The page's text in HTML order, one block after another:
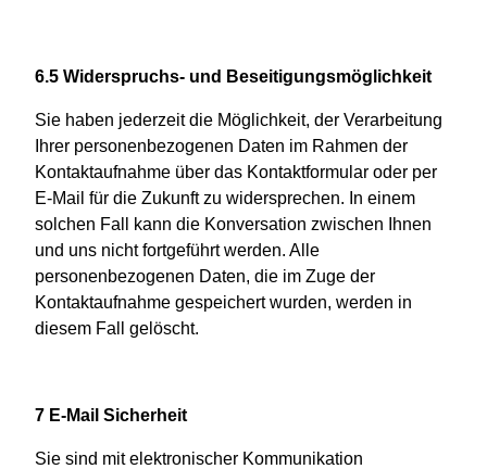
6.5 Widerspruchs- und Beseitigungsmöglichkeit
Sie haben jederzeit die Möglichkeit, der Verarbeitung
Ihrer personenbezogenen Daten im Rahmen der
Kontaktaufnahme über das Kontaktformular oder per
E-Mail für die Zukunft zu widersprechen. In einem
solchen Fall kann die Konversation zwischen Ihnen
und uns nicht fortgeführt werden. Alle
personenbezogenen Daten, die im Zuge der
Kontaktaufnahme gespeichert wurden, werden in
diesem Fall gelöscht.
7 E-Mail Sicherheit
Sie sind mit elektronischer Kommunikation